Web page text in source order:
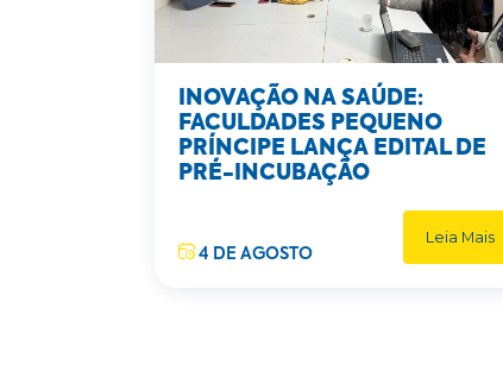
INOVAÇÃO NA SAÚDE:
FACULDADES PEQUENO
PRÍNCIPE LANÇA EDITAL DE
PRÉ-INCUBAÇÃO
4 DE AGOSTO
Leia Mais